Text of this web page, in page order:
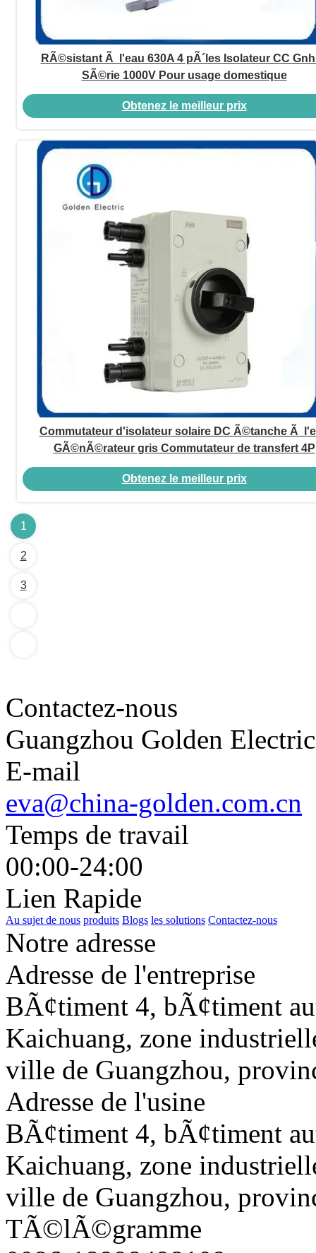
RÃ©sistant Ã l'eau 630A 4 pÃ´les Isolateur CC
SÃ©rie 1000V Pour usage domestique
Obtenez le meilleur prix
Commutateur d'isolateur solaire DC Ã©tanche Ã
GÃ©nÃ©rateur gris Commutateur de transfert 4P
Obtenez le meilleur prix
1
2
3
Contactez-nous
Guangzhou Golden
E-mail
eva@china-golden.com.cn
Temps de travail
00:00-24:00
Lien Rapide
Au sujet de nous produits Blogs les solutions Contactez-nous
Notre adresse
Adresse de l'entreprise
BÃ¢timent 4, bÃ¢timent
Kaichuang, zone
ville de Guangzhou,
Adresse de l'usine
BÃ¢timent 4, bÃ¢timent
Kaichuang, zone
ville de Guangzhou,
TÃ©lÃ©gramme